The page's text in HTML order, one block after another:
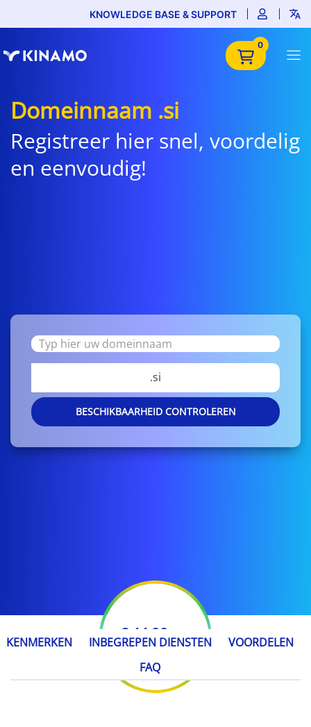
KNOWLEDGE BASE & SUPPORT
0
Domeinnaam .si
Registreer hier snel, voordelig
en eenvoudig!
.si
BESCHIKBAARHEID CONTROLEREN
€ 44,99 / jaar
KENMERKEN INBEGREPEN DIENSTEN
VOORDELEN
FAQ